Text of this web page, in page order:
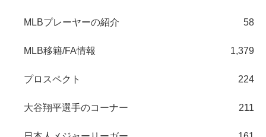
MLBプレーヤーの紹介 58
MLB移籍/FA情報 1,379
プロスペクト 224
大谷翔平選手のコーナー 211